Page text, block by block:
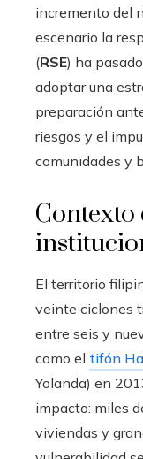
incremento del
escenario la
(RSE) ha
adoptar una
preparación
riesgos y el
comunidades y
Contexto
El territorio
veinte ciclones
entre seis y
como el tifón
Yolanda) en
impacto: miles
viviendas y